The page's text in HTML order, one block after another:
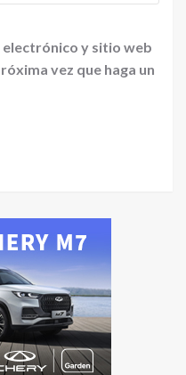
y sitio web
vez que haga un